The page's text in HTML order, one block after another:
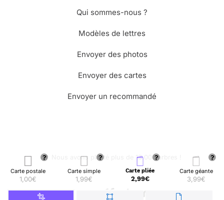
Carte postale
1,00€
Carte simple
1,99€
Carte pliée
2,99€
Carte géante
3,99€
Qui sommes-nous ?
Modèles de lettres
Envoyer des photos
Envoyer des cartes
Envoyer un recommandé
🌳 Nous avons planté plus de 13.000 arbres !